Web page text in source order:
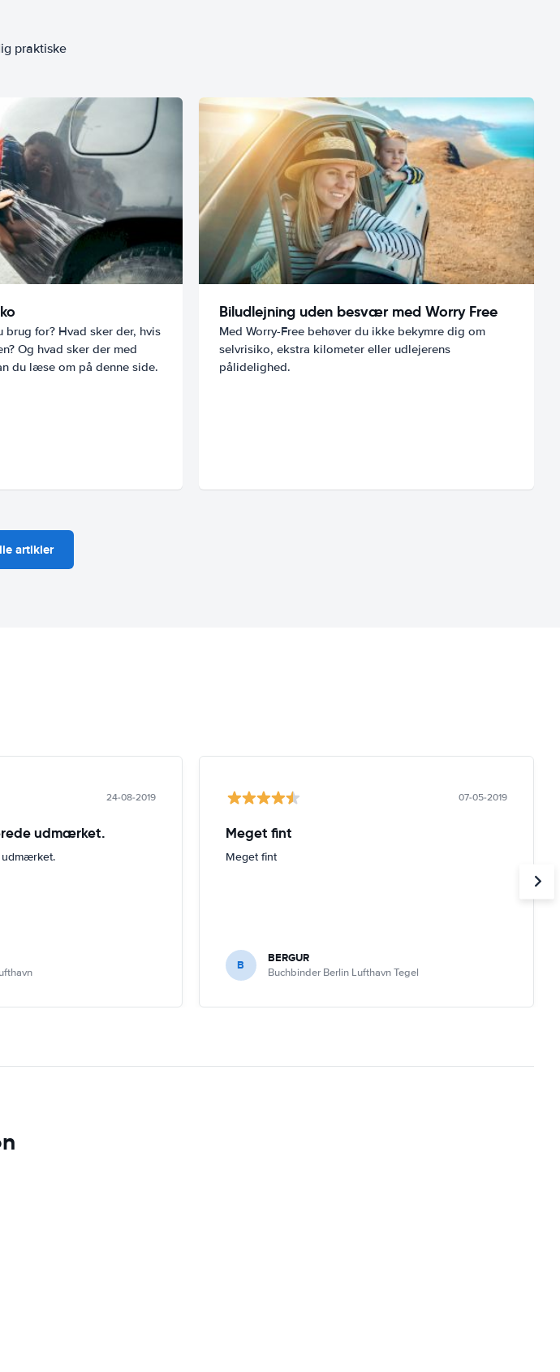
praktiske
for? Hvad sker der, hvis
Og hvad sker der med
du læse om på denne side.
Biludlejning uden besvær med Worry Free
Med Worry-Free behøver du ikke bekymre dig om
selvrisiko, ekstra kilometer eller udlejerens
pålidelighed.
artikler
24-08-2019
udmærket.
udmærket.
07-05-2019
Meget fint
Meget fint
B BERGUR
Buchbinder Berlin Lufthavn Tegel